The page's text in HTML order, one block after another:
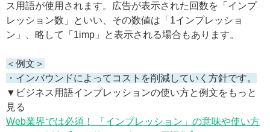
ス用語が使用されます。広告が表示された回数を「インプ
レッション数」といい、その数値は「1インプレッショ
ン」、略して「1imp」と表示される場合もあります。
＜例文＞
・インバウンドによってコストを削減していく方針です。
▼ビジネス用語インプレッションの使い方と例文をもっと
見る
Web業界では必須！ 「インプレッション」の意味や使い方